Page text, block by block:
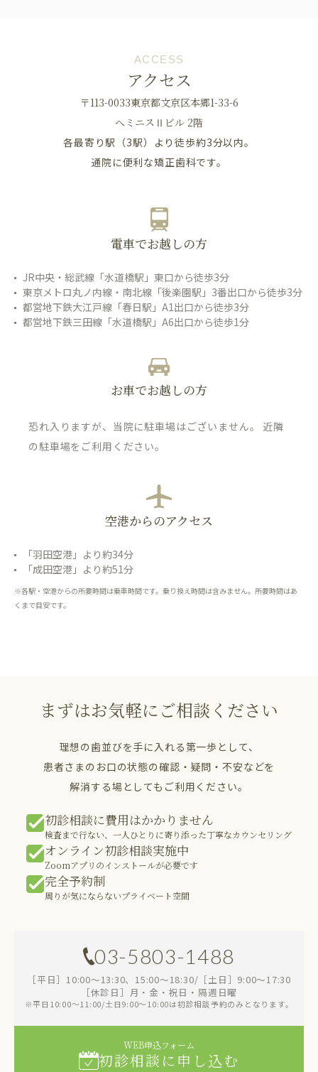
ACCESS
アクセス
〒113-0033東京都文京区本郷1-33-6
へミニスⅡビル 2階
各最寄り駅（3駅）より徒歩約3分以内。
通院に便利な矯正歯科です。
電車でお越しの方
JR中央・総武線「水道橋駅」東口から徒歩3分
東京メトロ丸ノ内線・南北線「後楽園駅」3番出口から徒歩3分
都営地下鉄大江戸線「春日駅」A1出口から徒歩3分
都営地下鉄三田線「水道橋駅」A6出口から徒歩1分
お車でお越しの方
恐れ入りますが、当院に駐車場はございません。 近隣
の駐車場をご利用ください。
空港からのアクセス
「羽田空港」より約34分
「成田空港」より約51分
※各駅・空港からの所要時間は乗車時間です。乗り換え時間は含みません。所要時間はあ
くまで目安です。
まずはお気軽にご相談ください
理想の歯並びを手に入れる第一歩として、
患者さまのお口の状態の確認・疑問・不安などを
解消する場としてもご利用ください。
初診相談に費用はかかりません
検査まで行ない、一人ひとりに寄り添った丁寧なカウンセリング
オンライン初診相談実施中
Zoomアプリのインストールが必要です
完全予約制
周りが気にならないプライベート空間
03-5803-1488
［平日］10:00～13:30、15:00～18:30/［土日］9:00～17:30
［休診日］月・金・祝日・隔週日曜
※平日10:00～11:00/土日9:00～10:00は初診相談予約のみとなります。
WEB申込フォーム
初診相談に申し込む